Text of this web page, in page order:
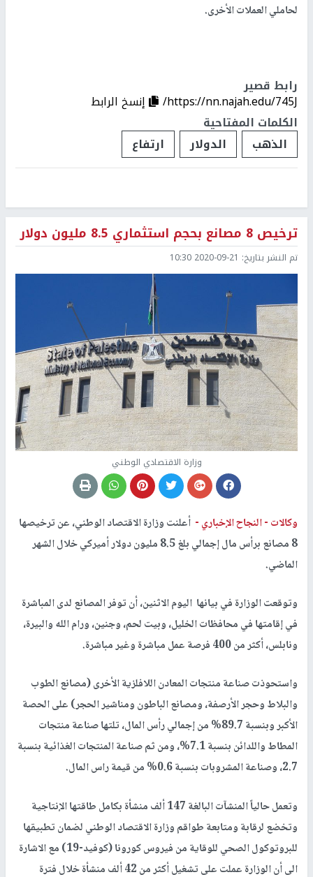
لحاملي العملات الأخرى.
رابط قصير
https://nn.najah.edu/745J/
إنسخ الرابط
الكلمات المفتاحية
الذهب
الدولار ارتفاع
ترخيص 8 مصانع بحجم استثماري 8.5 مليون دولار
تم النشر بتاريخ: 2020-09-21 10:30
وزارة الاقتصادي الوطني
وكالات -النجاح الإخباري - أعلنت وزارة الاقتصاد الوطني، عن ترخيصها
8 مصانع برأس مال إجمالي بلغ 8.5 مليون دولار أميركي خلال الشهر
الماضي.
وتوقعت الوزارة في بيانها اليوم الاثنين، أن توفر المصانع لدى المباشرة
في إقامتها في محافظات الخليل، وبيت لحم، وجنين، ورام الله والبيرة،
ونابلس، أكثر من 400 فرصة عمل مباشرة وغير مباشرة.
واستحوذت صناعة منتجات المعادن اللافلزية الأخرى (مصانع الطوب
والبلاط وحجر الأرصفة، ومصانع الباطون ومناشير الحجر) على الحصة
الأكبر وبنسبة 89.7% من إجمالي رأس المال، تلتها صناعة منتجات
المطاط واللدائن بنسبة 7.1%، ومن ثم صناعة المنتجات الغذائية بنسبة
2.7، وصناعة المشروبات بنسبة 0.6% من قيمة راس المال.
وتعمل حالياً المنشآت البالغة 147 ألف منشأة بكامل طاقتها الإنتاجية
وتخضع لرقابة ومتابعة طواقم وزارة الاقتصاد الوطني لضمان تطبيقها
للبروتوكول الصحي للوقاية من فيروس كورونا (كوفيد-19) مع الاشارة
الى أن الوزارة عملت على تشغيل أكثر من 42 ألف منشأة خلال فترة